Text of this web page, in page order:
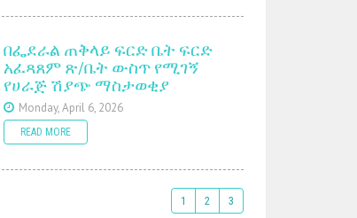
በፌደራል ጠቅላይ ፍርድ ቤት ፍርድ
አፈጻጸም ጽ/ቤት ውስጥ የሚገኝ
የሀራጅ ሽያጭ ማስታወቂያ
Monday, April 6, 2026
READ MORE
1 2 3